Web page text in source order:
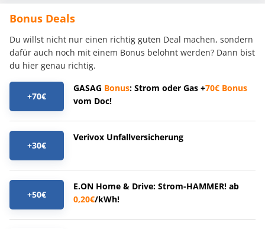
Bonus Deals
Du willst nicht nur einen richtig guten Deal machen, sondern
dafür auch noch mit einem Bonus belohnt werden? Dann bist
du hier genau richtig.
+70€
GASAG Bonus: Strom oder Gas +70€ Bonus
vom Doc!
+30€
Verivox Unfallversicherung
+50€
E.ON Home & Drive: Strom-HAMMER! ab
0,20€/kWh!